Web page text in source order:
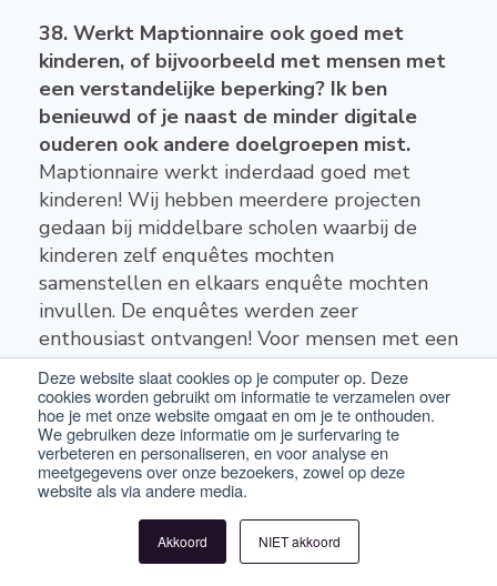
Deze website slaat cookies op je computer op. Deze
cookies worden gebruikt om informatie te verzamelen over
hoe je met onze website omgaat en om je te onthouden.
We gebruiken deze informatie om je surfervaring te
verbeteren en personaliseren, en voor analyse en
meetgegevens over onze bezoekers, zowel op deze
website als via andere media.
Akkoord NIET akkoord
38. Werkt Maptionnaire ook goed met
kinderen, of bijvoorbeeld met mensen met
een verstandelijke beperking? Ik ben
benieuwd of je naast de minder digitale
ouderen ook andere doelgroepen mist.
Maptionnaire werkt inderdaad goed met
kinderen! Wij hebben meerdere projecten
gedaan bij middelbare scholen waarbij de
kinderen zelf enquêtes mochten
samenstellen en elkaars enquête mochten
invullen. De enquêtes werden zeer
enthousiast ontvangen! Voor mensen met een
(licht) verstandelijke beperking is het van
belang om goed naar de communicatie te
kijken. De vragen begrijpelijk stellen vereist
de grootst mogelijke aandacht. Ook werkt
het goed om veel met herkenbare
visualisaties te werken.
39. Als er 100 mensen puntjes willen